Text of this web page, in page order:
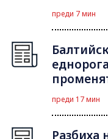
преди 7 мин
преди 17 мин
Разбиха